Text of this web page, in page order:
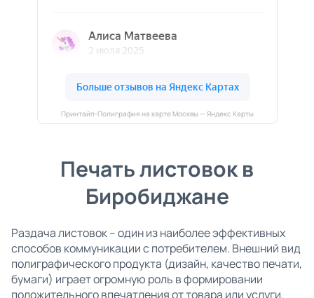
Принтайп-Полиграфия на карте Москвы — Яндекс Карты
Печать листовок в
Биробиджане
Раздача листовок – один из наиболее эффективных
способов коммуникации с потребителем. Внешний вид
полиграфического продукта (дизайн, качество печати,
бумаги) играет огромную роль в формировании
положительного впечатления от товара или услуги.